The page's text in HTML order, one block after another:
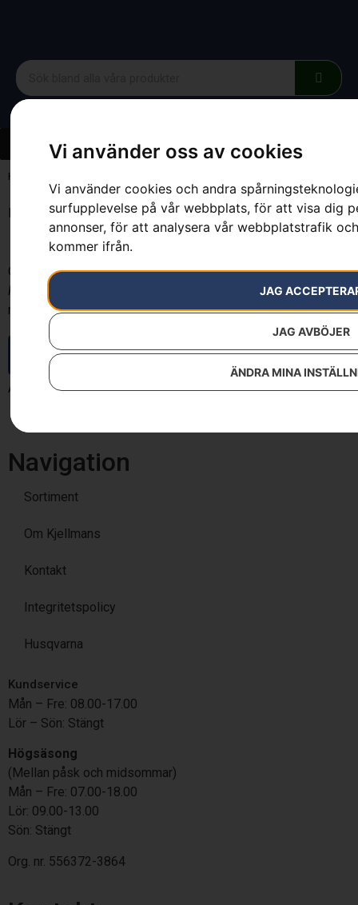
Vi använder oss av cookies
Vi använder cookies och andra
surfupplevelse på vår webbplats, för att visa dig
annonser, för att analysera vår webbplatstrafik
kommer ifrån.
JAG
JAG AVBÖJER
ÄNDRA MINA
Hem
Inga resultat.
Om röjsågar, automower och åkgräsklippare i Uddevalla.
Kjellmans
i Uddevalla är din trädgårdsbutik. Här hittar du alla
maskiner och redskap för trädgården.
Auktoriserad återförsäljare av
Navigation
Sortiment
Om Kjellmans
Kontakt
Integritetspolicy
Husqvarna
Kundservice
Mån – Fre: 08.00-17.00
Lör – Sön: Stängt
Högsäsong
(Mellan påsk och midsommar)
Mån – Fre: 07.00-18.00
Lör: 09.00-13.00
Sön: Stängt
Org. nr. 556372-3864